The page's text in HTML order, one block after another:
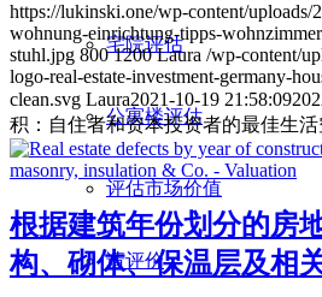
宅院评估
公寓楼评估
评估市场价值
请评价
https://lukinski.one/wp-content/uploads/
wohnung-einrichtung-tipps-
stuhl.jpg 800 1200 Laura /wp-content/
logo-real-estate-investment-germany-
clean.svg Laura2021-10-19 21:58:09
积：自住者和资本投资者的最佳生
根据建筑年份划分的房
构、砌体、保温层及相